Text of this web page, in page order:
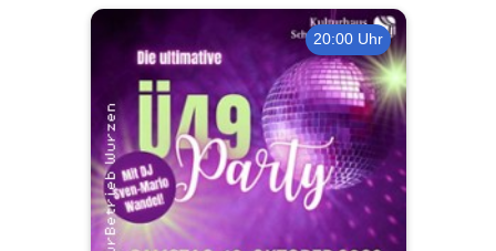
20:00 Uhr